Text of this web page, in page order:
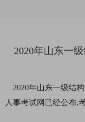
2020年山东一级结
人事考试网已经公布,